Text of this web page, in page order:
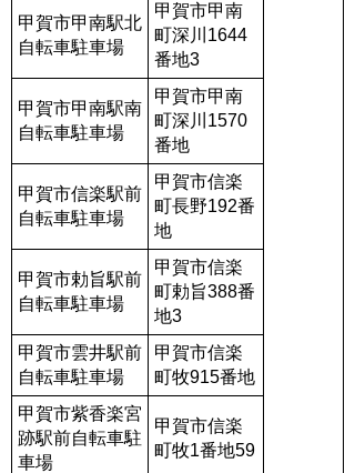
甲賀市甲南駅北
自転車駐車場
甲賀市甲南
町深川1644
番地3
甲賀市甲南駅南
自転車駐車場
甲賀市甲南
町深川1570
番地
甲賀市信楽駅前
自転車駐車場
甲賀市信楽
町長野192番
地
甲賀市勅旨駅前
自転車駐車場
甲賀市信楽
町勅旨388番
地3
甲賀市雲井駅前
自転車駐車場
甲賀市信楽
町牧915番地
甲賀市紫香楽宮
跡駅前自転車駐
車場
甲賀市信楽
町牧1番地59